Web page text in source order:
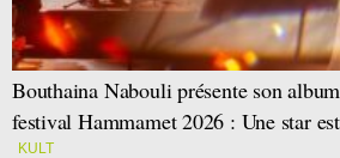
Bouthaina Nabouli présente son
festival Hammamet 2026 : Une star
KULT